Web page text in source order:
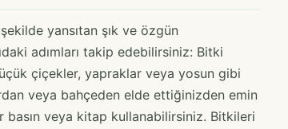
yansıtan şık ve özgün
adımları takip edebilirsiniz: Bitki
çiçekler, yapraklar veya yosun gibi
veya bahçeden elde ettiğinizden emin
veya kitap kullanabilirsiniz. Bitkileri